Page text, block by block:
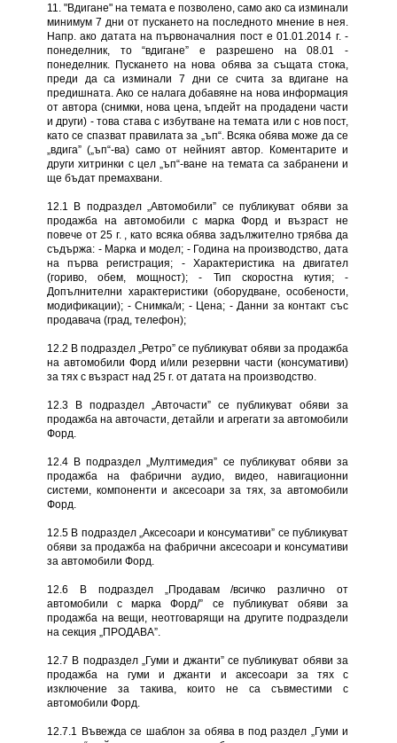
11. "Вдигане" на темата е позволено, само ако са изминали
минимум 7 дни от пускането на последното мнение в нея.
Напр. ако датата на първоначалния пост е 01.01.2014 г. -
понеделник, то “вдигане” е разрешено на 08.01 -
понеделник. Пускането на нова обява за същата стока,
преди да са изминали 7 дни се счита за вдигане на
предишната. Ако се налага добавяне на нова информация
от автора (снимки, нова цена, ъпдейт на продадени части
и други) - това става с избутване на темата или с нов пост,
като се спазват правилата за „ъп“. Всяка обява може да се
„вдига” („ъп“-ва) само от нейният автор. Коментарите и
други хитринки с цел „ъп“-ване на темата са забранени и
ще бъдат премахвани.
12.1 В подраздел „Автомобили” се публикуват обяви за
продажба на автомобили с марка Форд и възраст не
повече от 25 г. , като всяка обява задължително трябва да
съдържа: - Марка и модел; - Година на производство, дата
на първа регистрация; - Характеристика на двигател
(гориво, обем, мощност); - Тип скоростна кутия; -
Допълнителни характеристики (оборудване, особености,
модификации); - Снимка/и; - Цена; - Данни за контакт със
продавача (град, телефон);
12.2 В подраздел „Ретро” се публикуват обяви за продажба
на автомобили Форд и/или резервни части (консумативи)
за тях с възраст над 25 г. от датата на производство.
12.3 В подраздел „Авточасти” се публикуват обяви за
продажба на авточасти, детайли и агрегати за автомобили
Форд.
12.4 В подраздел „Мултимедия” се публикуват обяви за
продажба на фабрични аудио, видео, навигационни
системи, компоненти и аксесоари за тях, за автомобили
Форд.
12.5 В подраздел „Аксесоари и консумативи” се публикуват
обяви за продажба на фабрични аксесоари и консумативи
за автомобили Форд.
12.6 В подраздел „Продавам /всичко различно от
автомобили с марка Форд/” се публикуват обяви за
продажба на вещи, неотговарящи на другите подраздели
на секция „ПРОДАВА”.
12.7 В подраздел „Гуми и джанти” се публикуват обяви за
продажба на гуми и джанти и аксесоари за тях с
изключение за такива, които не са съвместими с
автомобили Форд.
12.7.1 Въвежда се шаблон за обява в под раздел „Гуми и